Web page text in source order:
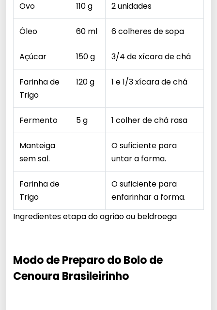
Ovo 110 g 2 unidades
Óleo 60 ml 6 colheres de sopa
Açúcar 150 g 3/4 de xícara de chá
Farinha de
Trigo
120 g 1 e 1/3 xícara de chá
Fermento 5 g 1 colher de chá rasa
Manteiga
sem sal.
O suficiente para
untar a forma.
Farinha de
Trigo
O suficiente para
enfarinhar a forma.
Ingredientes etapa do agrião ou beldroega
Modo de Preparo do Bolo de
Cenoura Brasileirinho